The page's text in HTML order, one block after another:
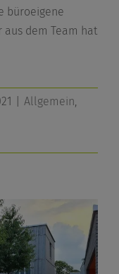
büroeigene
aus dem Team hat
Allgemein,